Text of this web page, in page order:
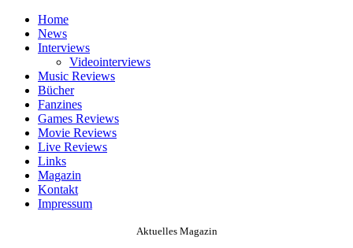
Home
News
Interviews
Videointerviews
Music Reviews
Bücher
Fanzines
Games Reviews
Movie Reviews
Live Reviews
Links
Magazin
Kontakt
Impressum
Aktuelles Magazin